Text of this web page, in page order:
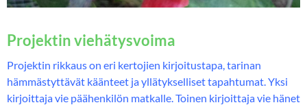
Projektin viehätysvoima
Projektin rikkaus on eri kertojien kirjoitustapa, tarinan
hämmästyttävät käänteet ja yllätykselliset tapahtumat. Yksi
kirjoittaja vie päähenkilön matkalle. Toinen kirjoittaja vie hänet